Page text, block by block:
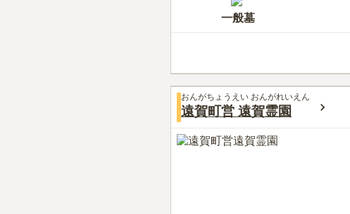
一般墓
おんがちょうえい おんがれいえん
遠賀町営 遠賀霊園